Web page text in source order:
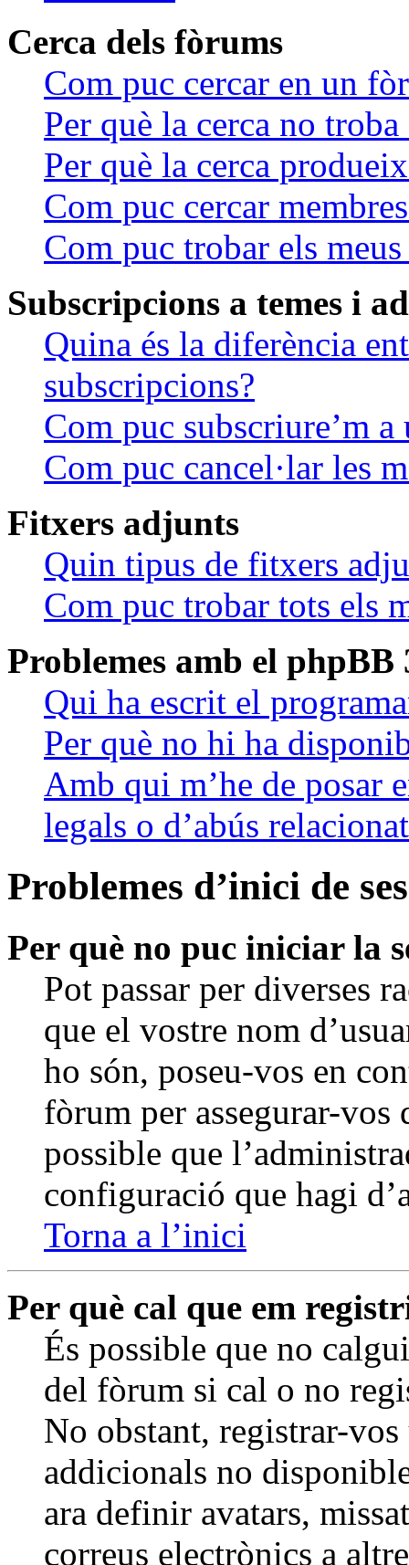
Cerca dels fòrums
Com puc cercar en un
Per què la cerca no
Per què la cerca
Com puc cercar
Com puc trobar els
Subscripcions a temes i
Quina és la diferència
subscripcions?
Com puc subscriure’m
Com puc cancel·lar les
Fitxers adjunts
Quin tipus de fitxers
Com puc trobar tots els
Problemes amb el phpBB
Qui ha escrit el
Per què no hi ha
Amb qui m’he de posar
legals o d’abús
Problemes d’inici de
Per què no puc iniciar la
Pot passar per diverses
que el vostre nom
ho són, poseu-vos en
fòrum per assegurar-vos
possible que
configuració que hagi
Torna a l’inici
Per què cal que em
És possible que no
del fòrum si cal o no
No obstant, registrar-vos
addicionals no
ara definir avatars,
correus electrònics a